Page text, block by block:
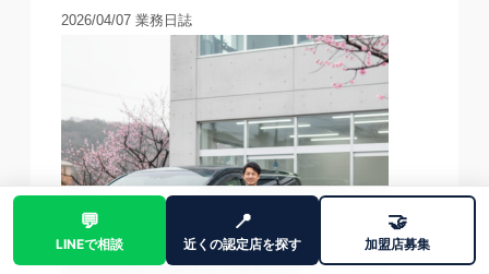
2026/04/07 業務日誌
💬
LINEで相談
📍
近くの認定店を探す
🤝
加盟店募集